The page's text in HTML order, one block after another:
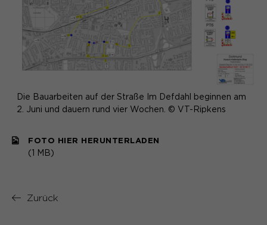
Die Bauarbeiten auf der Straße Im Defdahl beginnen am
2. Juni und dauern rund vier Wochen. © VT-Ripkens
FOTO HIER HERUNTERLADEN
(1 MB)
Zurück